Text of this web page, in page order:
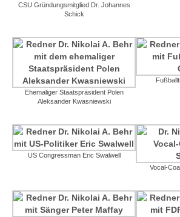
CSU Gründungsmitglied Dr. Johannes
Schick
Ehemaliger Staatspräsident Polen
Aleksander Kwasniewski
US Congressman Eric Swalwell
Vocal-